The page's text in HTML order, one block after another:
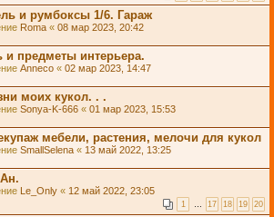
и румбоксы 1/6. Гараж
Roma « 08 мар 2023, 20:42
и предметы интерьера.
Anneco « 02 мар 2023, 14:47
моих кукол. . .
Sonya-K-666 « 01 мар 2023, 15:53
мебели, растения, мелочи для кукол
SmallSelena « 13 май 2022, 13:25
Le_Only « 12 май 2022, 23:05
1 … 17 18 19 20